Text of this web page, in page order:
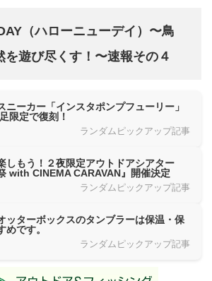
（ハローニューデイ）〜鳥
を遊び尽くす！〜速報その４
ニーカー「インスタポンプフューリー」
限定で復刻！
ランダムピックアップ記事
しもう！２夜限定アウトドアシアター
with CINEMA CARAVAN』開催決定
ランダムピックアップ記事
ッターボックスのタンブラーは保温・保
です。
ランダムピックアップ記事